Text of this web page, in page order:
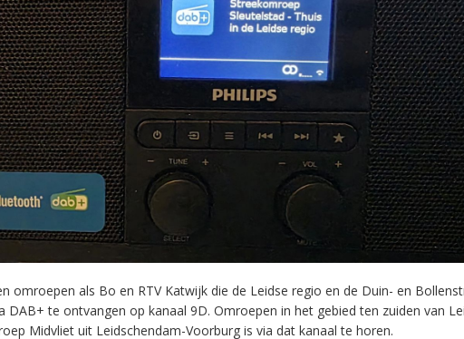
omroepen als Bo en RTV Katwijk die de Leidse regio en de Duin- en
DAB+ te ontvangen op kanaal 9D. Omroepen in het gebied ten zuiden van
Midvliet uit Leidschendam-Voorburg is via dat kanaal te horen.